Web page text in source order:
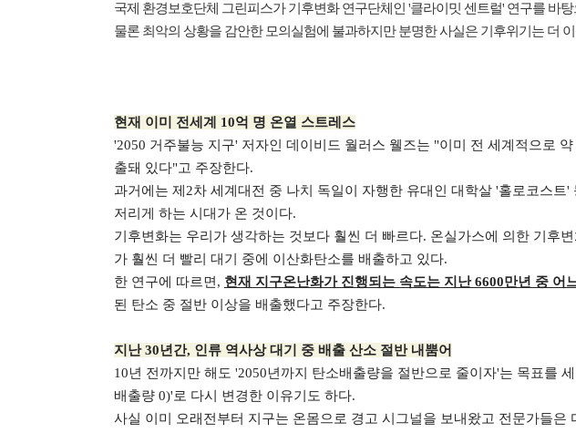
국제 환경보호단체 그린피스가 기후변화 연구단체인 '클라이밋 센트럴' 연구를 바
물론 최악의 상황을 감안한 모의실험에 불과하지만 분명한 사실은 기후위기는 더
현재 이미 전세계 10억 명 온열 스트레스
'2050 거주불능 지구' 저자인 데이비드 월러스 웰즈는 "이미 전 세계적으로
출돼 있다"고 주장한다.
과거에는 제2차 세계대전 중 나치 독일이 자행한 유대인 대학살 '홀로코스
저리게 하는 시대가 온 것이다.
기후변화는 우리가 생각하는 것보다 훨씬 더 빠르다. 온실가스에 의한 기후
가 훨씬 더 빨리 대기 중에 이산화탄소를 배출하고 있다.
한 연구에 따르면, 현재 지구온난화가 진행되는 속도는 지난 6600만년 중 어
된 탄소 중 절반 이상을 배출했다고 주장한다.
지난 30년간, 인류 역사상 대기 중 배출 산소 절반 내뿜어
10년 전까지만 해도 '2050년까지 탄소배출량을 절반으로 줄이자'는 목표를
배출량 0)'로 다시 변경한 이유기도 하다.
사실 이미 오래전부터 지구는 온몸으로 경고 시그널을 보내왔고 전문가들은